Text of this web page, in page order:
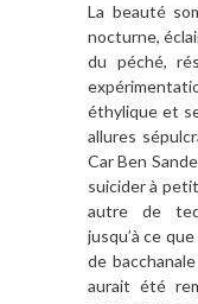
La beauté
nocturne,
du péché,
éthylique et
allures
Car Ben
suicider à
autre de
jusqu’à ce
de
aurait été